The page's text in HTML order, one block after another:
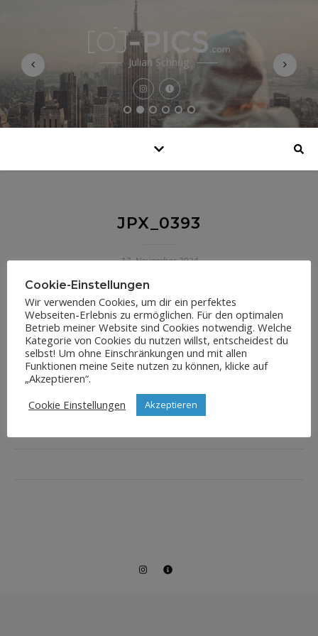
Julian Schnug
JPX_0393
17. November 2024
Cookie-Einstellungen
Wir verwenden Cookies, um dir ein perfektes
Webseiten-Erlebnis zu ermöglichen. Für den optimalen
Betrieb meiner Website sind Cookies notwendig. Welche
Kategorie von Cookies du nutzen willst, entscheidest du
selbst! Um ohne Einschränkungen und mit allen
Funktionen meine Seite nutzen zu können, klicke auf
„Akzeptieren“.
Cookie Einstellungen
Akzeptieren